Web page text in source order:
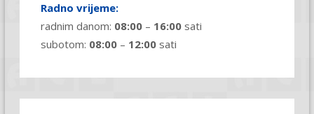
Radno vrijeme:
radnim danom: 08:00 – 16:00 sati
subotom: 08:00 – 12:00 sati